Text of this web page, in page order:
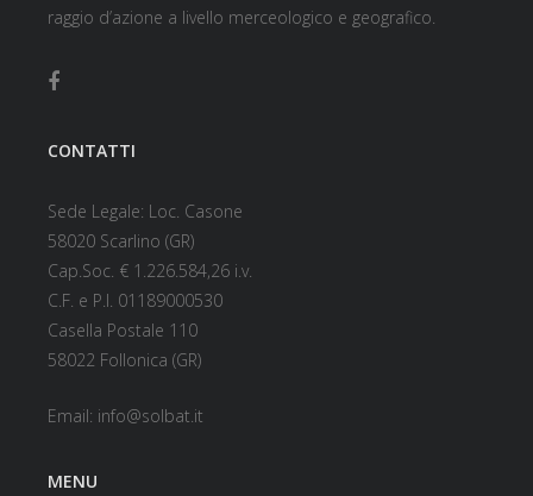
raggio d’azione a livello merceologico e geografico.
CONTATTI
Sede Legale: Loc. Casone
58020 Scarlino (GR)
Cap.Soc. € 1.226.584,26 i.v.
C.F. e P.I. 01189000530
Casella Postale 110
58022 Follonica (GR)
Email: info@solbat.it
MENU